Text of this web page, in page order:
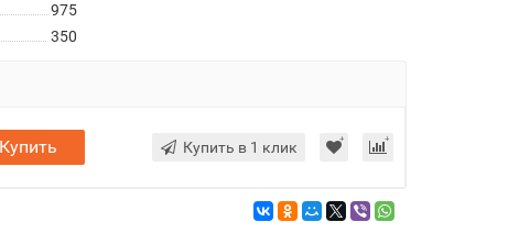
975
350
Купить Купить в 1 клик